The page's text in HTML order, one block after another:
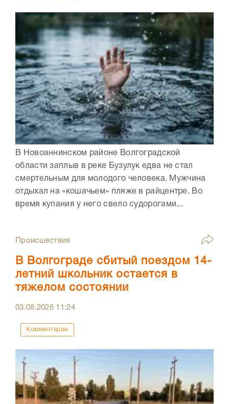
В Новоаннинском районе Волгоградской
области заплыв в реке Бузулук едва не стал
смертельным для молодого человека. Мужчина
отдыхал на «кошачьем» пляже в райцентре. Во
время купания у него свело судорогами...
Происшествия
В Волгограде сбитый поездом 14-
летний школьник остается в
тяжелом состоянии
03.08.2026 11:24
Комментарии